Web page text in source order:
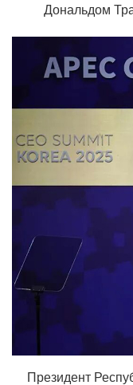
Дональдом
Президент